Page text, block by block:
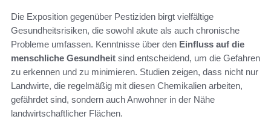
Die Exposition gegenüber Pestiziden birgt vielfältige
Gesundheitsrisiken, die sowohl akute als auch chronische
Probleme umfassen. Kenntnisse über den Einfluss auf die
menschliche Gesundheit sind entscheidend, um die Gefahren
zu erkennen und zu minimieren. Studien zeigen, dass nicht nur
Landwirte, die regelmäßig mit diesen Chemikalien arbeiten,
gefährdet sind, sondern auch Anwohner in der Nähe
landwirtschaftlicher Flächen.